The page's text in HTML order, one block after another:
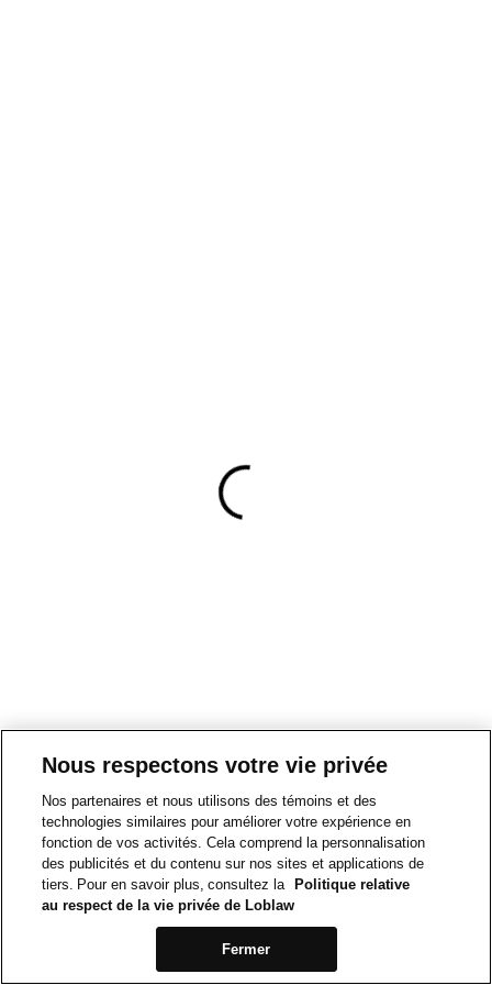
Nous respectons votre vie privée
Nos partenaires et nous utilisons des témoins et des
technologies similaires pour améliorer votre expérience en
fonction de vos activités. Cela comprend la personnalisation
des publicités et du contenu sur nos sites et applications de
tiers. Pour en savoir plus, consultez la
Politique relative
au respect de la vie privée de Loblaw
Fermer